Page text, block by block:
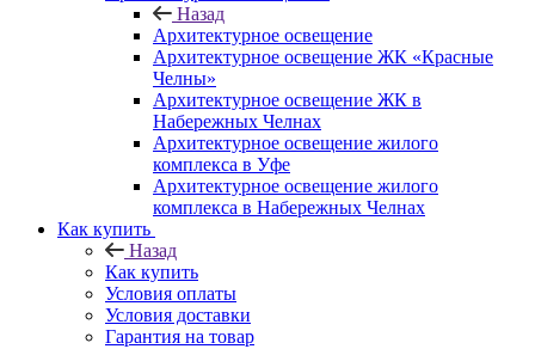
Назад
Архитектурное освещение
Архитектурное освещение ЖК «Красные
Челны»
Архитектурное освещение ЖК в
Набережных Челнах
Архитектурное освещение жилого
комплекса в Уфе
Архитектурное освещение жилого
комплекса в Набережных Челнах
Как купить
Назад
Как купить
Условия оплаты
Условия доставки
Гарантия на товар